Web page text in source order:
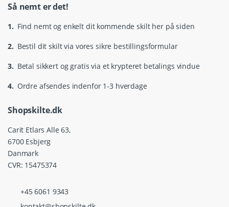
Så nemt er det!
1. Find nemt og enkelt dit kommende skilt her på siden
2. Bestil dit skilt via vores sikre bestillingsformular
3. Betal sikkert og gratis via et krypteret betalings vindue
4. Ordre afsendes indenfor 1-3 hverdage
Shopskilte.dk
Carit Etlars Alle 63,
6700 Esbjerg
Danmark
CVR: 15475374
+45 6061 9343